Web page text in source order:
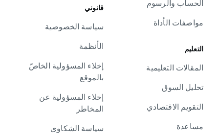
الحساب والرسوم
مواصفات الأداة
التعليم
المقالات التعليمية
تحليل السوق
التقويم الاقتصادي
مساعدة
قانوني
سياسة الخصوصية
الأنظمة
إخلاء المسؤولية الخاصّ
بالموقع
إخلاء المسؤولية عن
المخاطر
سياسة الشكاوى